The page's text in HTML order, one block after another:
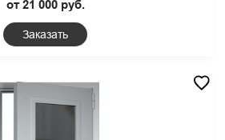
от 21 000 руб.
Заказать